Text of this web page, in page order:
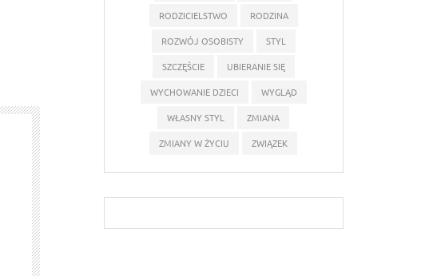
RODZICIELSTWO
RODZINA
ROZWÓJ OSOBISTY
STYL
SZCZĘŚCIE
UBIERANIE SIĘ
WYCHOWANIE DZIECI
WYGLĄD
WŁASNY STYL
ZMIANA
ZMIANY W ŻYCIU
ZWIĄZEK